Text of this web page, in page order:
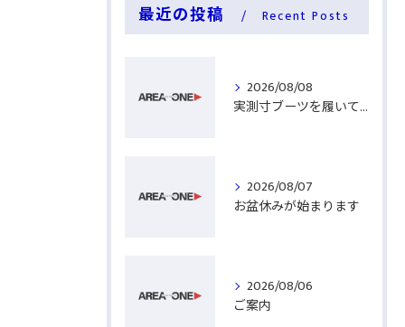
最近の投稿 Recent Posts
2026/08/08
実測寸ブーツを履いてみる
2026/08/07
お盆休みが始まります
2026/08/06
ご案内